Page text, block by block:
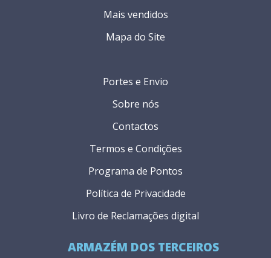
ARMAZÉM DOS TERCEIROS
Portes e Envio
Sobre nós
Contactos
Termos e Condições
Programa de Pontos
Política de Privacidade
Livro de Reclamações digital
Mais vendidos
Mapa do Site